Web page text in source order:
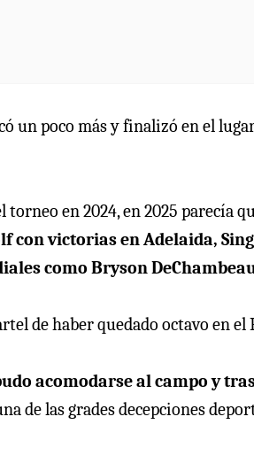
un poco más y finalizó en el
torneo en 2024, en 2025 parecía
con victorias en Adelaida,
como Bryson
de haber quedado octavo en
acomodarse al campo y
de las grades decepciones